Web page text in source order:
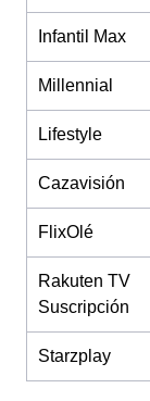
Infantil Max
Millennial
Lifestyle
Cazavisión
FlixOlé
Rakuten TV
Suscripción
Starzplay